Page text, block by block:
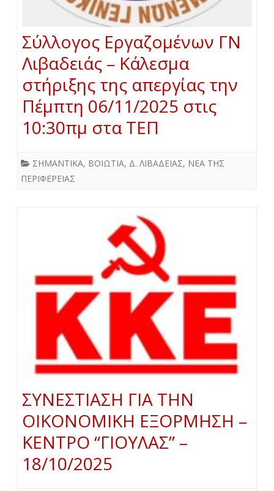
Σύλλογος Εργαζομένων ΓΝ
Λιβαδειάς – Κάλεσμα
στήριξης της απεργίας την
Πέμπτη 06/11/2025 στις
10:30πμ στα ΤΕΠ
ΣΗΜΑΝΤΙΚΑ, ΒΟΙΩΤΙΑ, Δ. ΛΙΒΑΔΕΙΑΣ, ΝΕΑ ΤΗΣ
ΠΕΡΙΦΕΡΕΙΑΣ
ΣΥΝΕΣΤΙΑΣΗ ΓΙΑ ΤΗΝ
ΟΙΚΟΝΟΜΙΚΗ ΕΞΟΡΜΗΣΗ –
ΚΕΝΤΡΟ “ΓΙΟΥΛΑΣ” –
18/10/2025